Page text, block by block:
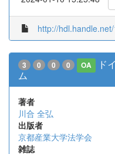
http://
3 0 0 0 OA
ド
ム
著者
川合 全弘
出版者
京都産業大学法学会
雑誌